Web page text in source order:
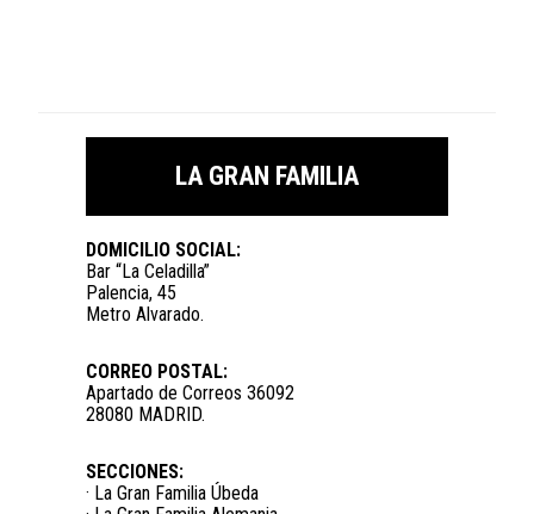
LA GRAN FAMILIA
DOMICILIO SOCIAL:
Bar “La Celadilla”
Palencia, 45
Metro Alvarado.
CORREO POSTAL:
Apartado de Correos 36092
28080 MADRID.
SECCIONES:
· La Gran Familia Úbeda